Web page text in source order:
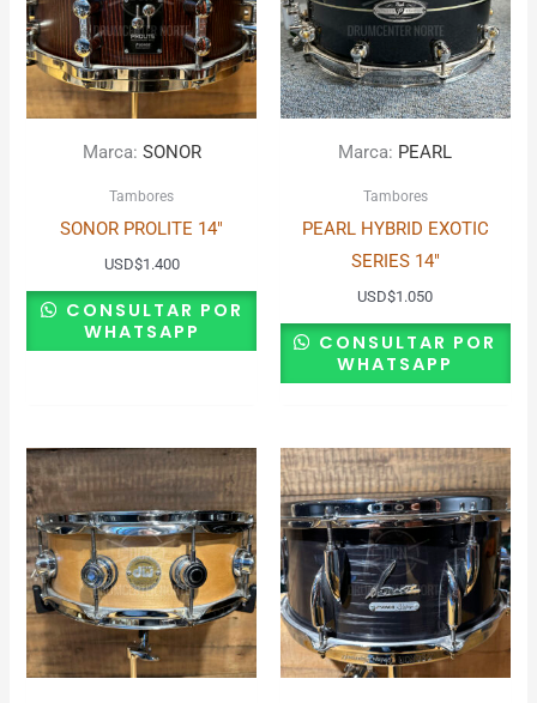
Marca: SONOR
Tambores
SONOR PROLITE 14″
USD$1.400
CONSULTAR POR
WHATSAPP
Marca: PEARL
Tambores
PEARL HYBRID EXOTIC
SERIES 14″
USD$1.050
CONSULTAR POR
WHATSAPP